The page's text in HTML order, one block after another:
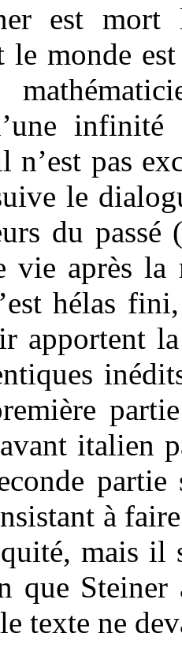
est
le monde
n’est pas
le
du
vie après
hélas
apportent
italien
à
mais il
que
texte ne